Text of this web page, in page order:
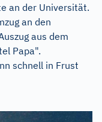
an der Universität.
an den
aus dem
Papa".
schnell in Frust